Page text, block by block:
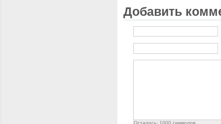
Добавить
Осталось: 1000 символов